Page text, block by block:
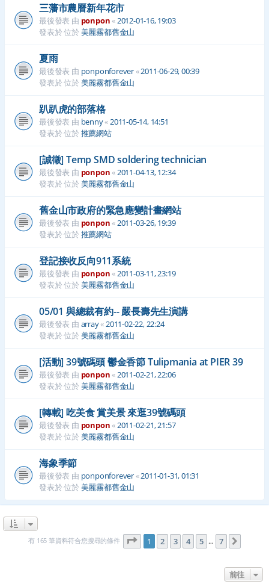
三藩市農曆新年花市
最後發表 由 ponpon« 2012-01-16, 19:03
發表於 位於 美麗霧都舊金山
夏雨
最後發表 由 ponponforever«2011-06-29, 00:39
發表於 位於 美麗霧都舊金山
趴趴虎的部落格
最後發表 由 benny« 2011-05-14, 14:51
發表於 位於 推薦網站
[誠徵] Temp SMD soldering technician
最後發表 由 ponpon« 2011-04-13, 12:34
發表於 位於 美麗霧都舊金山
舊金山市政府的緊急應變計畫網站
最後發表 由 ponpon« 2011-03-26, 19:39
發表於 位於 推薦網站
登記接收反向911系統
最後發表 由 ponpon« 2011-03-11, 23:19
發表於 位於 美麗霧都舊金山
05/01 與總裁有約-- 嚴長壽先生演講
最後發表 由 array« 2011-02-22, 22:24
發表於 位於 美麗霧都舊金山
[活動] 39號碼頭 鬱金香節 Tulipmania at PIER 39
最後發表 由 ponpon« 2011-02-21, 22:06
發表於 位於 美麗霧都舊金山
[轉載] 吃美食 賞美景 來逛39號碼頭
最後發表 由 ponpon« 2011-02-21, 21:57
發表於 位於 美麗霧都舊金山
海象季節
最後發表 由 ponponforever«2011-01-31, 01:31
發表於 位於 美麗霧都舊金山
有 165 筆資料符合您搜尋的條件 1 頁 (共 7 頁)
1 2 3 4 5 … 7
前往